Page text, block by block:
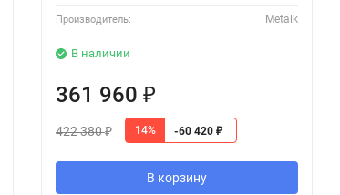
Производитель: Metalk
В наличии
361 960 ₽
422 380₽ 14% -60 420 ₽
В корзину